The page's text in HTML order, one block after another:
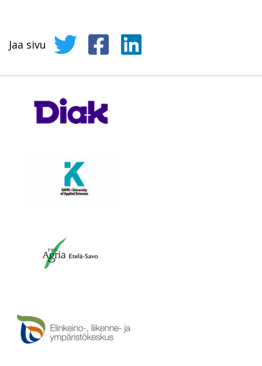
Jaa sivu Jaa sivu Twitterissä
Jaa sivu Facebookissa
Jaa sivu LinkedInissä